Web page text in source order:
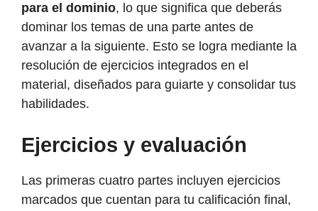
para el dominio, lo que significa que deberás
dominar los temas de una parte antes de
avanzar a la siguiente. Esto se logra mediante la
resolución de ejercicios integrados en el
material, diseñados para guiarte y consolidar tus
habilidades.
Ejercicios y evaluación
Las primeras cuatro partes incluyen ejercicios
marcados que cuentan para tu calificación final,